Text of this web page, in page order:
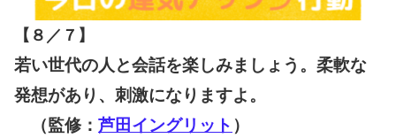
【８／７ 】
若い世代の人と会話を楽しみましょう。柔軟な
発想があり、刺激になりますよ。
（監修： 芦田イングリット ）